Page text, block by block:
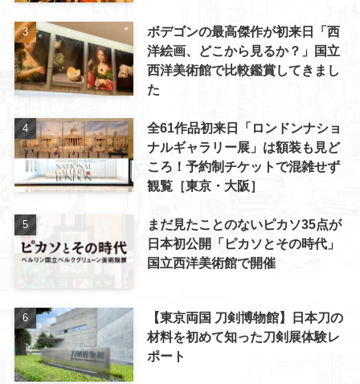
ボデゴンの最高傑作が初来日「西
洋絵画、どこから見るか？」国立
西洋美術館で比較鑑賞してきまし
た
全61作品初来日「ロンドンナショ
ナルギャラリー展」は額装も見ど
ころ！予約制チケットで混雑せず
観覧［東京・大阪］
まだ見たことのないピカソ35点が
日本初公開「ピカソとその時代」
国立西洋美術館で開催
【東京両国 刀剣博物館】日本刀の
材料を初めて知った刀剣展体験レ
ポート